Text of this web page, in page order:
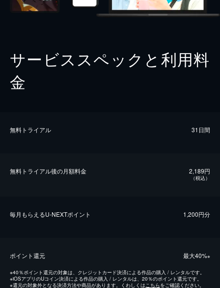
サービススペックと利用料
金
無料トライアル 31日間
無料トライアル後の⽉額料金 2,189円
（税込）
毎⽉もらえるU-NEXTポイント 1,200円分
ポイント還元 最⼤40%※
※40％ポイント還元の対象は、クレジットカード決済による作品の購入 / レンタルです。
※iOSアプリのUコイン決済による作品の購入 / レンタルは、20％のポイント還元です。
※還元の対象外となる決済方法や商品があります。くわしくは こちらをご確認ください。